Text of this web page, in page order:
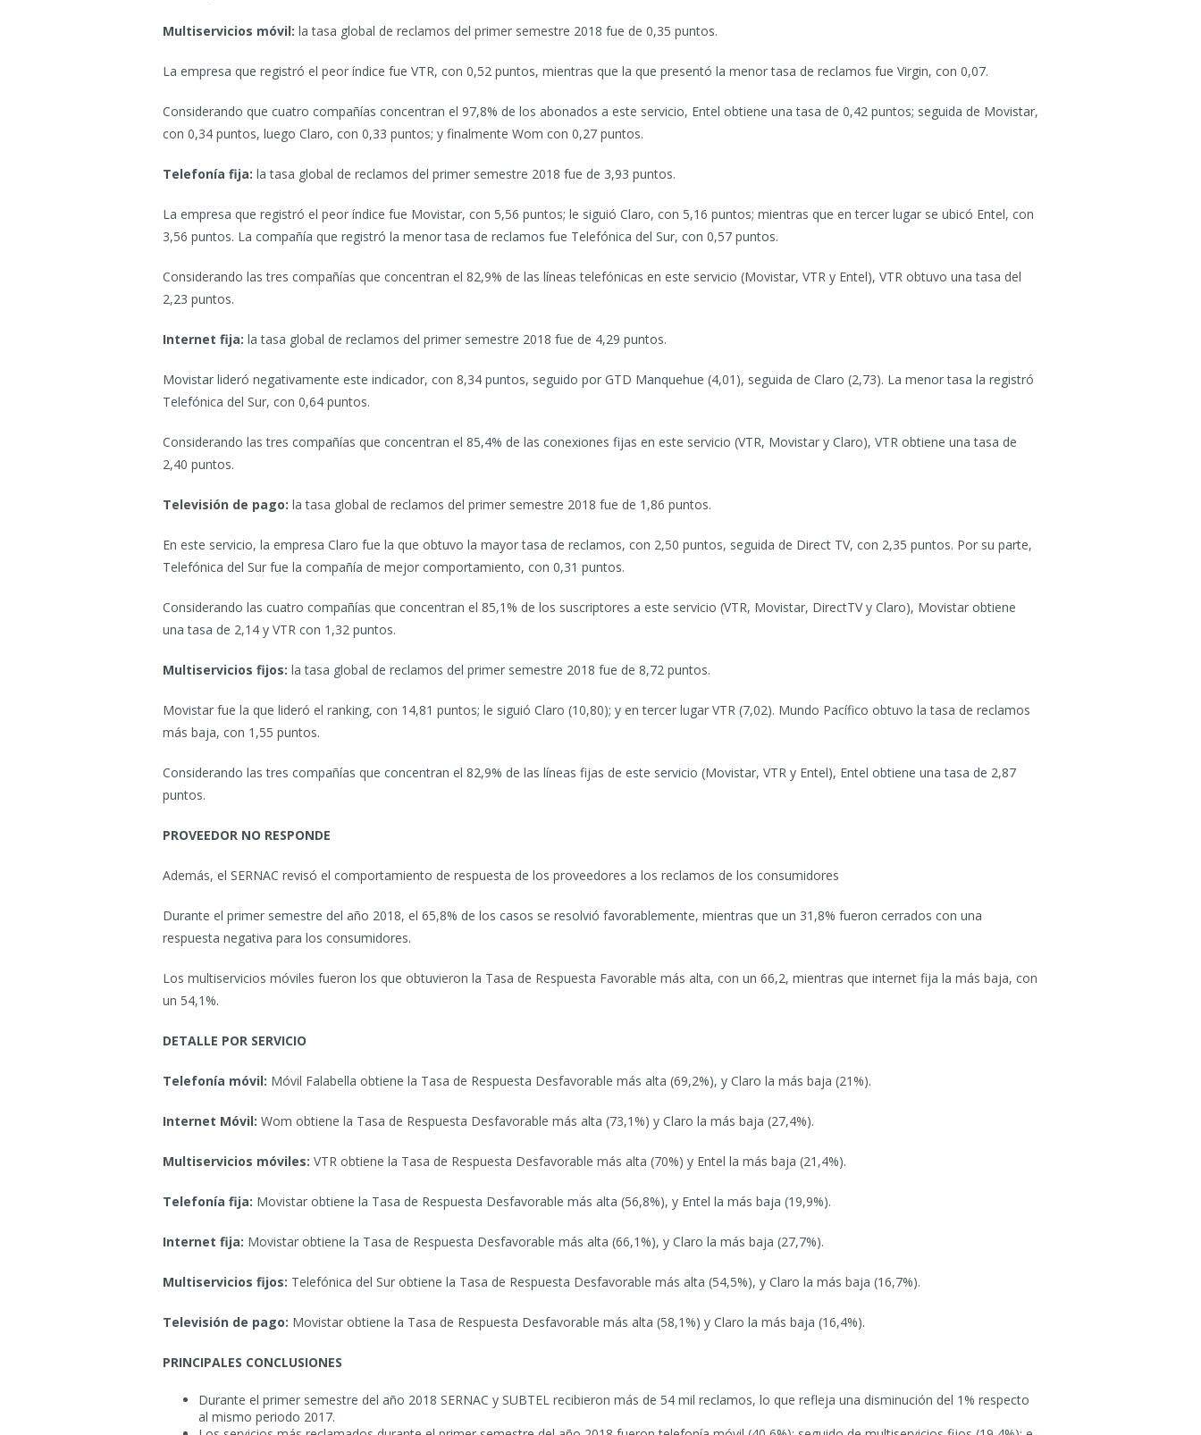
Multiservicios móvil: la tasa global de reclamos del primer semestre 2018 fue de 0,35 puntos.
La empresa que registró el peor índice fue VTR, con 0,52 puntos, mientras que la que presentó la menor tasa de reclamos fue Virgin, con 0,07.
Considerando que cuatro compañías concentran el 97,8% de los abonados a este servicio, Entel obtiene una tasa de 0,42 puntos; seguida de Movistar,
con 0,34 puntos, luego Claro, con 0,33 puntos; y finalmente Wom con 0,27 puntos.
Telefonía fija: la tasa global de reclamos del primer semestre 2018 fue de 3,93 puntos.
La empresa que registró el peor índice fue Movistar, con 5,56 puntos; le siguió Claro, con 5,16 puntos; mientras que en tercer lugar se ubicó Entel, con
3,56 puntos. La compañía que registró la menor tasa de reclamos fue Telefónica del Sur, con 0,57 puntos.
Considerando las tres compañías que concentran el 82,9% de las líneas telefónicas en este servicio (Movistar, VTR y Entel), VTR obtuvo una tasa del
2,23 puntos.
Internet fija: la tasa global de reclamos del primer semestre 2018 fue de 4,29 puntos.
Movistar lideró negativamente este indicador, con 8,34 puntos, seguido por GTD Manquehue (4,01), seguida de Claro (2,73). La menor tasa la registró
Telefónica del Sur, con 0,64 puntos.
Considerando las tres compañías que concentran el 85,4% de las conexiones fijas en este servicio (VTR, Movistar y Claro), VTR obtiene una tasa de
2,40 puntos.
Televisión de pago: la tasa global de reclamos del primer semestre 2018 fue de 1,86 puntos.
En este servicio, la empresa Claro fue la que obtuvo la mayor tasa de reclamos, con 2,50 puntos, seguida de Direct TV, con 2,35 puntos. Por su parte,
Telefónica del Sur fue la compañía de mejor comportamiento, con 0,31 puntos.
Considerando las cuatro compañías que concentran el 85,1% de los suscriptores a este servicio (VTR, Movistar, DirectTV y Claro), Movistar obtiene
una tasa de 2,14 y VTR con 1,32 puntos.
Multiservicios fijos: la tasa global de reclamos del primer semestre 2018 fue de 8,72 puntos.
Movistar fue la que lideró el ranking, con 14,81 puntos; le siguió Claro (10,80); y en tercer lugar VTR (7,02). Mundo Pacífico obtuvo la tasa de reclamos
más baja, con 1,55 puntos.
Considerando las tres compañías que concentran el 82,9% de las líneas fijas de este servicio (Movistar, VTR y Entel), Entel obtiene una tasa de 2,87
puntos.
PROVEEDOR NO RESPONDE
Además, el SERNAC revisó el comportamiento de respuesta de los proveedores a los reclamos de los consumidores
Durante el primer semestre del año 2018, el 65,8% de los casos se resolvió favorablemente, mientras que un 31,8% fueron cerrados con una
respuesta negativa para los consumidores.
Los multiservicios móviles fueron los que obtuvieron la Tasa de Respuesta Favorable más alta, con un 66,2, mientras que internet fija la más baja, con
un 54,1%.
DETALLE POR SERVICIO
Telefonía móvil: Móvil Falabella obtiene la Tasa de Respuesta Desfavorable más alta (69,2%), y Claro la más baja (21%).
Internet Móvil: Wom obtiene la Tasa de Respuesta Desfavorable más alta (73,1%) y Claro la más baja (27,4%).
Multiservicios móviles: VTR obtiene la Tasa de Respuesta Desfavorable más alta (70%) y Entel la más baja (21,4%).
Telefonía fija: Movistar obtiene la Tasa de Respuesta Desfavorable más alta (56,8%), y Entel la más baja (19,9%).
Internet fija: Movistar obtiene la Tasa de Respuesta Desfavorable más alta (66,1%), y Claro la más baja (27,7%).
Multiservicios fijos: Telefónica del Sur obtiene la Tasa de Respuesta Desfavorable más alta (54,5%), y Claro la más baja (16,7%).
Televisión de pago: Movistar obtiene la Tasa de Respuesta Desfavorable más alta (58,1%) y Claro la más baja (16,4%).
PRINCIPALES CONCLUSIONES
Durante el primer semestre del año 2018 SERNAC y SUBTEL recibieron más de 54 mil reclamos, lo que refleja una disminución del 1% respecto
al mismo periodo 2017.